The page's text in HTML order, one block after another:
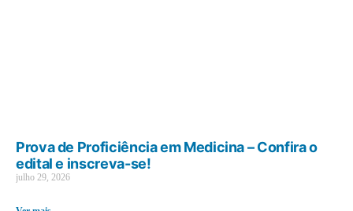
Prova de Proficiência em Medicina – Confira o
edital e inscreva-se!
julho 29, 2026